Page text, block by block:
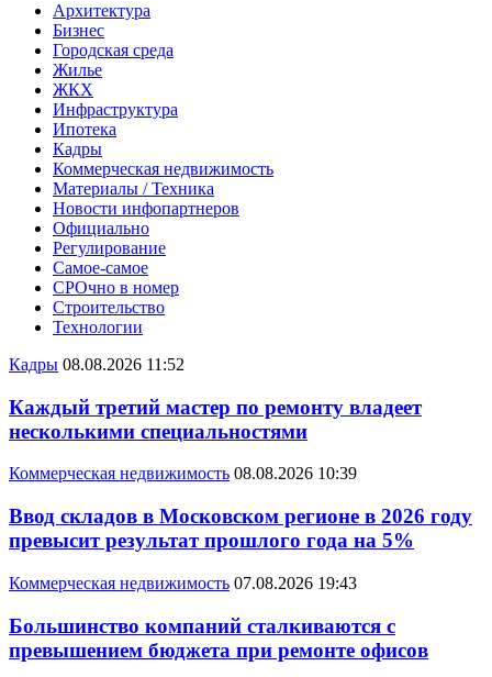
Архитектура
Бизнес
Городская среда
Жилье
ЖКХ
Инфраструктура
Ипотека
Кадры
Коммерческая недвижимость
Материалы / Техника
Новости инфопартнеров
Официально
Регулирование
Самое-самое
СРОчно в номер
Строительство
Технологии
Кадры 08.08.2026 11:52
Каждый третий мастер по ремонту владеет
несколькими специальностями
Коммерческая недвижимость 08.08.2026 10:39
Ввод складов в Московском регионе в 2026 году
превысит результат прошлого года на 5%
Коммерческая недвижимость 07.08.2026 19:43
Большинство компаний сталкиваются с
превышением бюджета при ремонте офисов